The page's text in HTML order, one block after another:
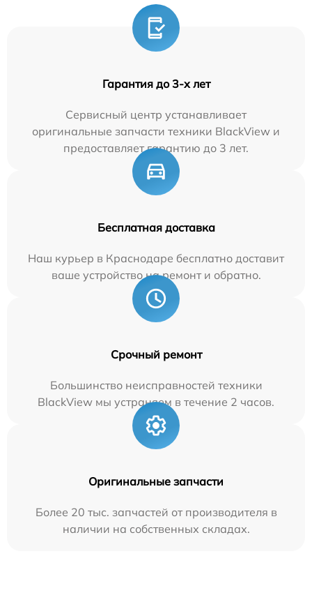
Гарантия до 3-х лет
Сервисный центр устанавливает
оригинальные запчасти техники BlackView и
предоставляет гарантию до 3 лет.
Бесплатная доставка
Наш курьер в Краснодаре бесплатно доставит
ваше устройство на ремонт и обратно.
Срочный ремонт
Большинство неисправностей техники
BlackView мы устраняем в течение 2 часов.
Оригинальные запчасти
Более 20 тыс. запчастей от производителя в
наличии на собственных складах.